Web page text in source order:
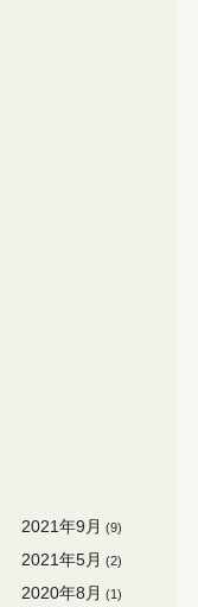
2021年9月 (9)
2021年5月 (2)
2020年8月 (1)